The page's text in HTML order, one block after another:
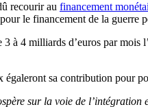
recourir au financement
le financement de la guerre
4 milliards d’euros par
sa contribution pour
sur la voie de